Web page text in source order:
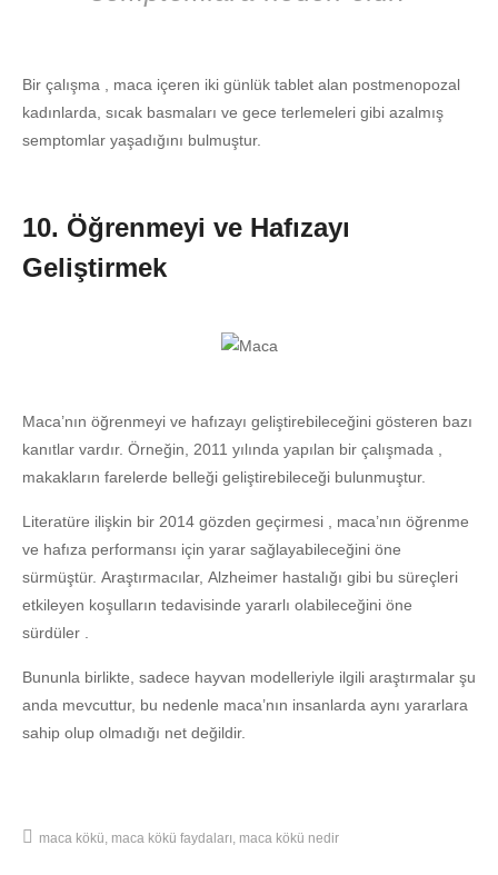
Bir çalışma , maca içeren iki günlük tablet alan postmenopozal
kadınlarda, sıcak basmaları ve gece terlemeleri gibi azalmış
semptomlar yaşadığını bulmuştur.
10. Öğrenmeyi ve Hafızayı
Geliştirmek
Maca’nın öğrenmeyi ve hafızayı geliştirebileceğini gösteren bazı
kanıtlar vardır. Örneğin, 2011 yılında yapılan bir çalışmada ,
makakların farelerde belleği geliştirebileceği bulunmuştur.
Literatüre ilişkin bir 2014 gözden geçirmesi , maca’nın öğrenme
ve hafıza performansı için yarar sağlayabileceğini öne
sürmüştür. Araştırmacılar, Alzheimer hastalığı gibi bu süreçleri
etkileyen koşulların tedavisinde yararlı olabileceğini öne
sürdüler .
Bununla birlikte, sadece hayvan modelleriyle ilgili araştırmalar şu
anda mevcuttur, bu nedenle maca’nın insanlarda aynı yararlara
sahip olup olmadığı net değildir.
maca kökü maca kökü faydaları maca kökü nedir